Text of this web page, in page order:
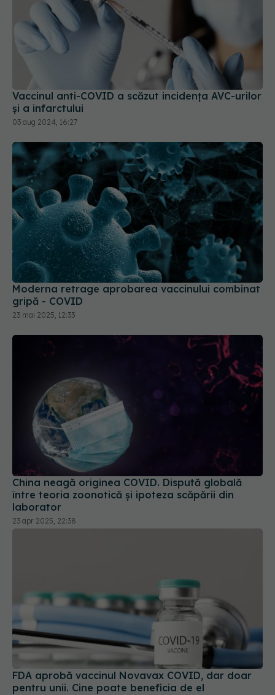
Vaccinul anti-COVID a scăzut incidența AVC-urilor
și a infarctului
03 aug 2024, 16:27
Moderna retrage aprobarea vaccinului combinat
gripă - COVID
23 mai 2025, 12:33
China neagă originea COVID. Dispută globală
între teoria zoonotică și ipoteza scăpării din
laborator
23 apr 2025, 22:38
FDA aprobă vaccinul Novavax COVID, dar doar
pentru unii. Cine poate beneficia de el